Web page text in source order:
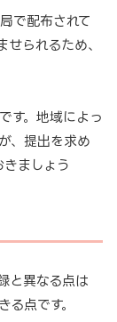
で配布されて
られるため、
す。地域によっ
、提出を求め
きましょう
と異なる点は
る点です。